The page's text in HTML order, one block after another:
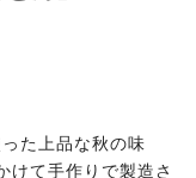
た上品な秋の味
けて手作りで製造さ